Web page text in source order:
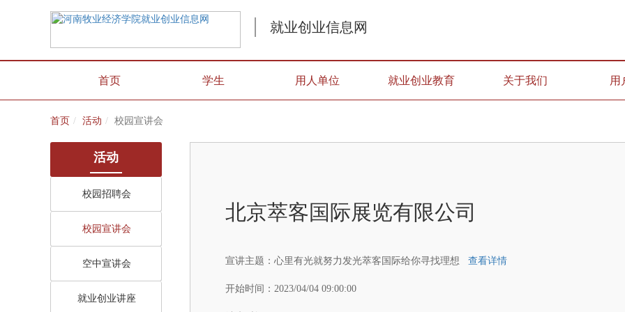
就业创业信息网
首页 学生 用人单位 就业创业教育 关于我们 用
首页 活动 校园宣讲会
活动
校园招聘会
校园宣讲会
空中宣讲会
就业创业讲座
北京萃客国际展览有限公司
宣讲主题： 心里有光就努力发光萃客国际给你寻找理想 查看详情
开始时间： 2023/04/04 09:00:00